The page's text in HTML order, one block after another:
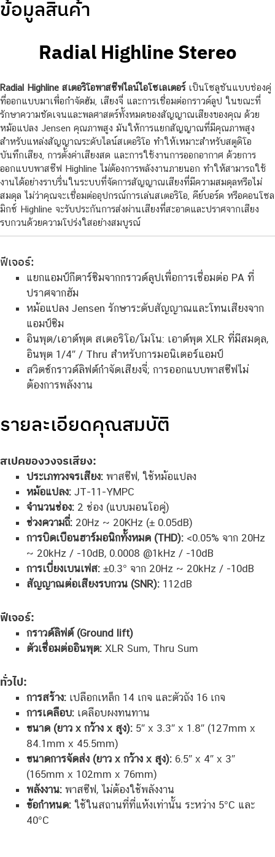
ข้อมูลสินค้า
Radial Highline Stereo
Radial Highline สเตอริโอพาสซีฟไลน์ไอโซเลเตอร์ เป็นโซลูชันแบบช่องคู่
ที่ออกแบบมาเพื่อกำจัดฮัม, เสียงจี่ และการเชื่อมต่อกราวด์ลูป ในขณะที่
รักษาความชัดเจนและพลศาสตร์ทั้งหมดของสัญญาณเสียงของคุณ ด้วย
หม้อแปลง Jensen คุณภาพสูง มันให้การแยกสัญญาณที่มีคุณภาพสูง
สำหรับแหล่งสัญญาณระดับไลน์สเตอริโอ ทำให้เหมาะสำหรับสตูดิโอ
บันทึกเสียง, การตั้งค่าเสียงสด และการใช้งานการออกอากาศ ด้วยการ
ออกแบบพาสซีฟ Highline ไม่ต้องการพลังงานภายนอก ทำให้สามารถใช้
งานได้อย่างราบรื่นในระบบที่จัดการสัญญาณเสียงที่มีความสมดุลหรือไม่
สมดุล ไม่ว่าคุณจะเชื่อมต่ออุปกรณ์การเล่นสเตอริโอ, คีย์บอร์ด หรือคอนโซล
มิกซ์ Highline จะรับประกันการส่งผ่านเสียงที่สะอาดและปราศจากเสียง
รบกวนด้วยความโปร่งใสอย่างสมบูรณ์
ฟีเจอร์:
แยกแอมป์กีตาร์ซิมจากกราวด์ลูปเพื่อการเชื่อมต่อ PA ที่
ปราศจากฮัม
หม้อแปลง Jensen รักษาระดับสัญญาณและโทนเสียงจาก
แอมป์ซิม
อินพุต/เอาต์พุต สเตอริโอ/โมโน: เอาต์พุต XLR ที่มีสมดุล,
อินพุต 1/4″ / Thru สำหรับการมอนิเตอร์แอมป์
สวิตช์กราวด์ลิฟต์กำจัดเสียงจี่; การออกแบบพาสซีฟไม่
ต้องการพลังงาน
รายละเอียดคุณสมบัติ
สเปคของวงจรเสียง:
ประเภทวงจรเสียง:พาสซีฟ, ใช้หม้อแปลง
หม้อแปลง:JT-11-YMPC
จำนวนช่อง:2 ช่อง (แบบมอนโอคู่)
ช่วงความถี่:20Hz ~ 20KHz (± 0.05dB)
การบิดเบือนฮาร์มอนิกทั้งหมด (THD):<0.05% จาก 20Hz
~ 20kHz / -10dB, 0.0008 @1kHz / -10dB
การเบี่ยงเบนเฟส:±0.3° จาก 20Hz ~ 20kHz / -10dB
สัญญาณต่อเสียงรบกวน (SNR):112dB
ฟีเจอร์:
กราวด์ลิฟต์ (Ground lift)
ตัวเชื่อมต่ออินพุต:XLR Sum, Thru Sum
ทั่วไป:
การสร้าง:เปลือกเหล็ก 14 เกจ และตัวถัง 16 เกจ
การเคลือบ:เคลือบผงทนทาน
ขนาด (ยาว x กว้าง x สูง):5″ x 3.3″ x 1.8″ (127mm x
84.1mm x 45.5mm)
ขนาดการจัดส่ง (ยาว x กว้าง x สูง):6.5″ x 4″ x 3″
(165mm x 102mm x 76mm)
พลังงาน:พาสซีฟ, ไม่ต้องใช้พลังงาน
ข้อกำหนด:ใช้ในสถานที่ที่แห้งเท่านั้น ระหว่าง 5°C และ
40°C